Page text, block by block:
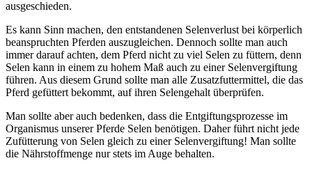
ausgeschieden.
Es kann Sinn machen, den entstandenen Selenverlust bei körperlich
beanspruchten Pferden auszugleichen. Dennoch sollte man auch
immer darauf achten, dem Pferd nicht zu viel Selen zu füttern, denn
Selen kann in einem zu hohem Maß auch zu einer Selenvergiftung
führen. Aus diesem Grund sollte man alle Zusatzfuttermittel, die das
Pferd gefüttert bekommt, auf ihren Selengehalt überprüfen.
Man sollte aber auch bedenken, dass die Entgiftungsprozesse im
Organismus unserer Pferde Selen benötigen. Daher führt nicht jede
Zufütterung von Selen gleich zu einer Selenvergiftung! Man sollte
die Nährstoffmenge nur stets im Auge behalten.